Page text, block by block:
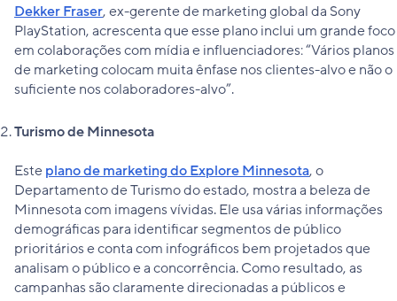
Dekker Fraser, ex-gerente de marketing global da Sony
PlayStation, acrescenta que esse plano inclui um grande foco
em colaborações com mídia e influenciadores: “Vários planos
de marketing colocam muita ênfase nos clientes-alvo e não o
suficiente nos colaboradores-alvo”.
Turismo de Minnesota
Esteplano de marketing do Explore Minnesota, o
Departamento de Turismo do estado, mostra a beleza de
Minnesota com imagens vívidas. Ele usa várias informações
demográficas para identificar segmentos de público
prioritários e conta com infográficos bem projetados que
analisam o público e a concorrência. Como resultado, as
campanhas são claramente direcionadas a públicos e